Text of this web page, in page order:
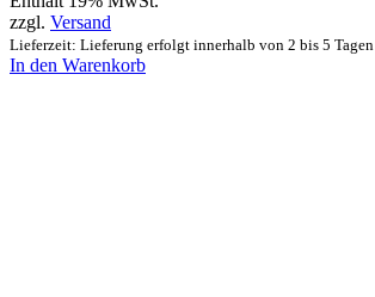
zzgl. Versand
Lieferzeit: Lieferung erfolgt innerhalb von 2 bis 5 Tagen
In den Warenkorb